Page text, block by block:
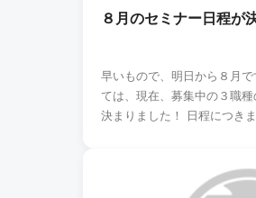
８月のセミナー日程が
早いもので、明日から８月ですね～ 当社の
ては、現在、募集中の３職
決まりました！